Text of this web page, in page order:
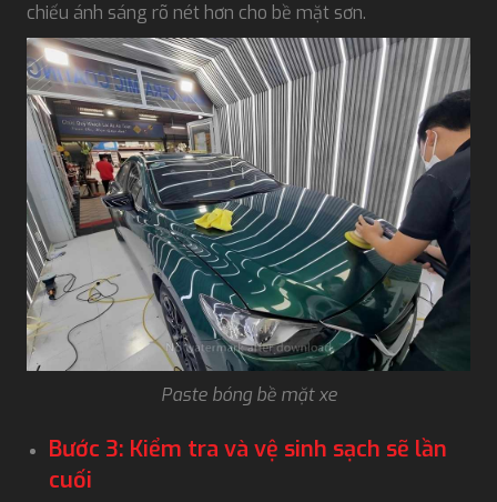
chiếu ánh sáng rõ nét hơn cho bề mặt sơn.
Paste bóng bề mặt xe
Bước 3: Kiểm tra và vệ sinh sạch sẽ lần
cuối